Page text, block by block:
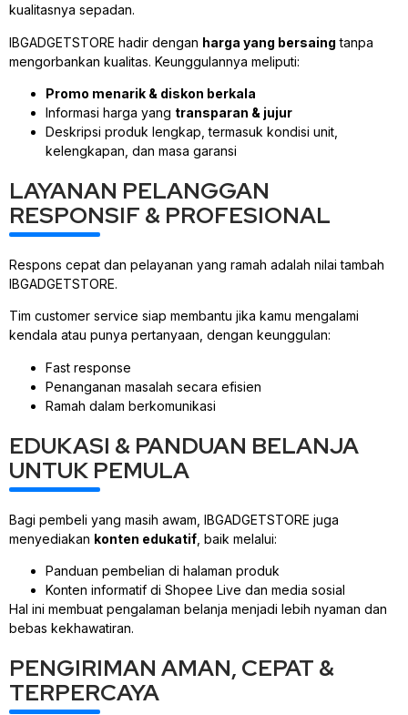
kualitasnya sepadan.
IBGADGETSTORE hadir dengan harga yang bersaing tanpa
mengorbankan kualitas. Keunggulannya meliputi:
Promo menarik & diskon berkala
Informasi harga yang transparan & jujur
Deskripsi produk lengkap, termasuk kondisi unit,
kelengkapan, dan masa garansi
LAYANAN PELANGGAN
RESPONSIF & PROFESIONAL
Respons cepat dan pelayanan yang ramah adalah nilai tambah
IBGADGETSTORE.
Tim customer service siap membantu jika kamu mengalami
kendala atau punya pertanyaan, dengan keunggulan:
Fast response
Penanganan masalah secara efisien
Ramah dalam berkomunikasi
EDUKASI & PANDUAN BELANJA
UNTUK PEMULA
Bagi pembeli yang masih awam, IBGADGETSTORE juga
menyediakan konten edukatif , baik melalui:
Panduan pembelian di halaman produk
Konten informatif di Shopee Live dan media sosial
Hal ini membuat pengalaman belanja menjadi lebih nyaman dan
bebas kekhawatiran.
PENGIRIMAN AMAN, CEPAT &
TERPERCAYA